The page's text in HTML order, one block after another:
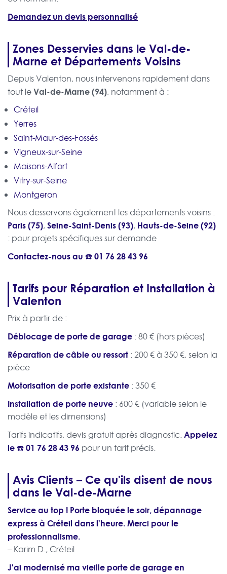
Demandez un devis personnalisé
Zones Desservies dans le Val-de-
Marne et Départements Voisins
Depuis Valenton, nous intervenons rapidement dans
tout leVal-de-Marne (94), notamment à :
Créteil
Yerres
Saint-Maur-des-Fossés
Vigneux-sur-Seine
Maisons-Alfort
Vitry-sur-Seine
Montgeron
Nous desservons également les départements voisins :
Paris (75), Seine-Saint-Denis (93), Hauts-de-Seine (92)
: pour projets spécifiques sur demande
Contactez-nous au ☎️01 76 28 43 96
Tarifs pour Réparation et Installation à
Valenton
Prix à partir de :
Déblocage de porte de garage : 80 € (hors pièces)
Réparation de câble ou ressort : 200 € à 350 €, selon la
pièce
Motorisation de porte existante : 350 €
Installation de porte neuve : 600 € (variable selon le
modèle et les dimensions)
Tarifs indicatifs, devis gratuit après diagnostic.Appelez
le ☎️01 76 28 43 96 pour un tarif précis.
Avis Clients – Ce qu'ils disent de nous
dans le Val-de-Marne
Service au top ! Porte bloquée le soir, dépannage
express à Créteil dans l'heure. Merci pour le
professionnalisme.
– Karim D., Créteil
J'ai modernisé ma vieille porte de garage en